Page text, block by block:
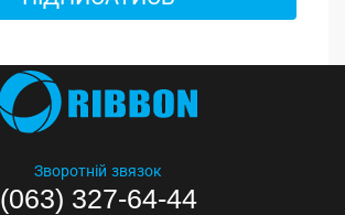
Зворотній звязок
(063) 327-64-44